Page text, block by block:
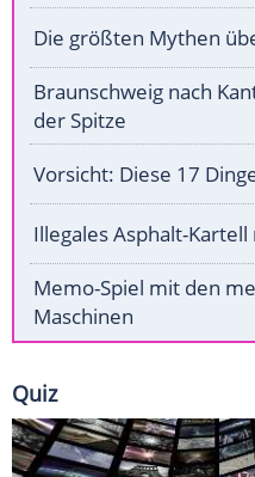
Die größten Mythen
Braunschweig nach
der Spitze
Vorsicht: Diese 17
Illegales Asphalt-
Memo-Spiel mit den
Maschinen
Quiz